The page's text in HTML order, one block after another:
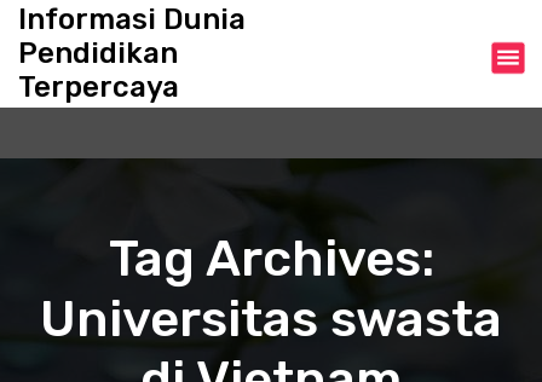
Informasi Dunia
Pendidikan
Terpercaya
Tag Archives:
Universitas swasta